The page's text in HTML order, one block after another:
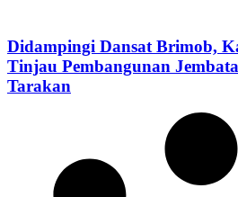
Didampingi Dansat Brimob,
Tinjau Pembangunan
Tarakan